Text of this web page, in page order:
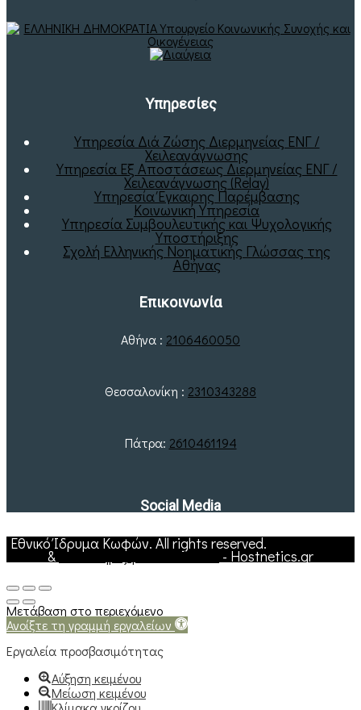
Υπηρεσίες
Υπηρεσία Διά Ζώσης Διερμηνείας ΕΝΓ /
Χειλεανάγνωσης
Υπηρεσία Εξ Αποστάσεως Διερμηνείας ΕΝΓ /
Χειλεανάγνωσης (Relay)
Υπηρεσία Έγκαιρης Παρέμβασης
Κοινωνική Υπηρεσία
Υπηρεσία Συμβουλευτικής και Ψυχολογικής
Υποστήριξης
Σχολή Ελληνικής Νοηματικής Γλώσσας της
Αθήνας
Επικοινωνία
Αθήνα : 2106460050
Θεσσαλονίκη : 2310343288
Πάτρα: 2610461194
Social Media
Εθνικό Ίδρυμα Κωφών. All rights reserved.Web Hosting
& Υποστήριξη Ιστοσελίδων - Hostnetics.gr
Μετάβαση στο περιεχόμενο
Ανοίξτε τη γραμμή εργαλείων
Εργαλεία προσβασιμότητας
Αύξηση κειμένου
Μείωση κειμένου